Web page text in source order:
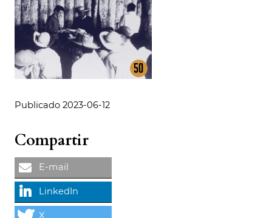
Publicado 2023-06-12
Compartir